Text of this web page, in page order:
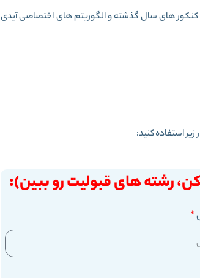
کنکور های سال گذشته و الگوریتم های اختصاصی آیدی
استفاده کنید:
رشته های قبولیت رو ببین):